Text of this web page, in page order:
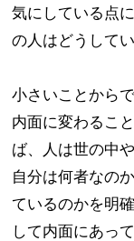
気にしている点
の人はどうして
小さいことから
内面に変わるこ
ば、人は世の中
自分は何者なの
ているのかを明
して内面にあっ